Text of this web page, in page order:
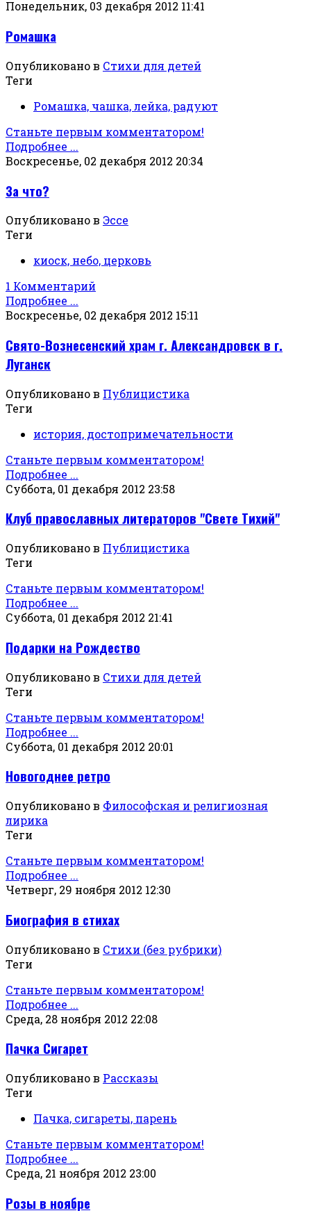
Понедельник, 03 декабря 2012 11:41
Ромашка
Опубликовано в Стихи для детей
Теги
Ромашка, чашка, лейка, радуют
Станьте первым комментатором!
Подробнее ...
Воскресенье, 02 декабря 2012 20:34
За что?
Опубликовано в Эссе
Теги
киоск, небо, церковь
1 Комментарий
Подробнее ...
Воскресенье, 02 декабря 2012 15:11
Свято-Вознесенский храм г. Александровск в г.
Луганск
Опубликовано в Публицистика
Теги
история, достопримечательности
Станьте первым комментатором!
Подробнее ...
Суббота, 01 декабря 2012 23:58
Клуб православных литераторов "Свете Тихий"
Опубликовано в Публицистика
Теги
Станьте первым комментатором!
Подробнее ...
Суббота, 01 декабря 2012 21:41
Подарки на Рождество
Опубликовано в Стихи для детей
Теги
Станьте первым комментатором!
Подробнее ...
Суббота, 01 декабря 2012 20:01
Новогоднее ретро
Опубликовано в Философская и религиозная
лирика
Теги
Станьте первым комментатором!
Подробнее ...
Четверг, 29 ноября 2012 12:30
Биография в стихах
Опубликовано в Стихи (без рубрики)
Теги
Станьте первым комментатором!
Подробнее ...
Среда, 28 ноября 2012 22:08
Пачка Сигарет
Опубликовано в Рассказы
Теги
Пачка, сигареты, парень
Станьте первым комментатором!
Подробнее ...
Среда, 21 ноября 2012 23:00
Розы в ноябре